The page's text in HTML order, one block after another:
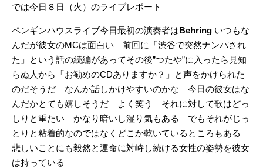
では今日８日（火）のライブレポート
ペンギンハウスライブ今日最初の演奏者はBehring いつもな
んだが彼女のMCは面白い 前回に「渋谷で突然ナンパされ
た」という話の続編があってその後”つたや”に入ったら見知
らぬ人から「お勧めのCDありますか？」と声をかけられた
のだそうだ なんか話しかけやすいのかな 今日の彼女はな
んだかとても嬉しそうだ よく笑う それに対して歌はどっ
しりと重たい かなり暗いし湿り気もある でもそれがじっ
とりと粘着的なのではなくどこか乾いているところもある
悲しいことにも毅然と運命に対峙し続ける女性の姿勢を彼女
は持っている